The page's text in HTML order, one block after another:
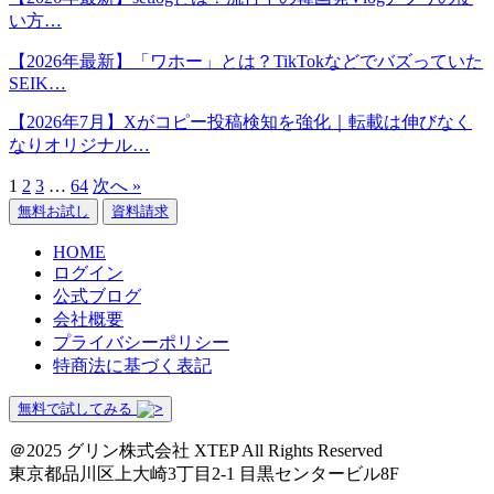
い方…
【2026年最新】「ワホー」とは？TikTokなどでバズっていた
SEIK…
【2026年7月】Xがコピー投稿検知を強化｜転載は伸びなく
なりオリジナル…
1 2 3 … 64 次へ »
無料お試し 資料請求
HOME
ログイン
公式ブログ
会社概要
プライバシーポリシー
特商法に基づく表記
無料で試してみる
＠2025 グリン株式会社 XTEP All Rights Reserved
東京都品川区上大崎3丁目2-1 目黒センタービル8F